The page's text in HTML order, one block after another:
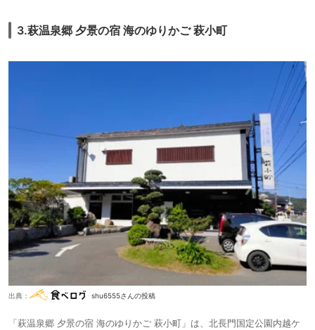
3.萩温泉郷 夕景の宿 海のゆりかご 萩小町
出典： shu6555さんの投稿
「萩温泉郷 夕景の宿 海のゆりかご 萩小町」は、北長門国定公園内越ケ